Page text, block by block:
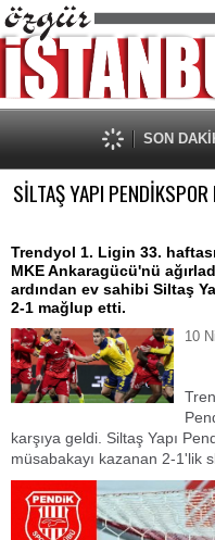
SON
SİLTAŞ YAPI
Trendyol 1. Ligin 33.
MKE Ankaragücü'nü
ardından ev sahibi Siltaş
2-1 mağlup etti.
10
karşıya geldi. Siltaş Yapı
müsabakayı kazanan 2-1'lik